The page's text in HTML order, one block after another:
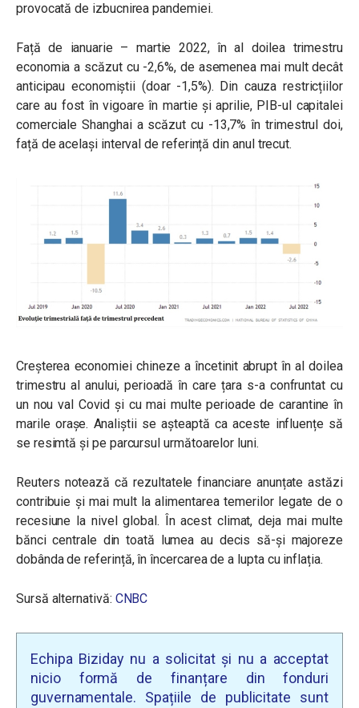
provocată de izbucnirea pandemiei.
Față de ianuarie – martie 2022, în al doilea trimestru
economia a scăzut cu -2,6%, de asemenea mai mult decât
anticipau economiștii (doar -1,5%). Din cauza restricțiilor
care au fost în vigoare în martie și aprilie, PIB-ul capitalei
comerciale Shanghai a scăzut cu -13,7% în trimestrul doi,
față de același interval de referință din anul trecut.
Creșterea economiei chineze a încetinit abrupt în al doilea
trimestru al anului, perioadă în care țara s-a confruntat cu
un nou val Covid și cu mai multe perioade de carantine în
marile orașe. Analiștii se așteaptă ca aceste influențe să
se resimtă și pe parcursul următoarelor luni.
Reuters notează că rezultatele financiare anunțate astăzi
contribuie și mai mult la alimentarea temerilor legate de o
recesiune la nivel global. În acest climat, deja mai multe
bănci centrale din toată lumea au decis să-și majoreze
dobânda de referință, în încercarea de a lupta cu inflația.
Sursă alternativă: CNBC
Echipa Biziday nu a solicitat și nu a acceptat
nicio formă de finanțare din fonduri
guvernamentale. Spațiile de publicitate sunt